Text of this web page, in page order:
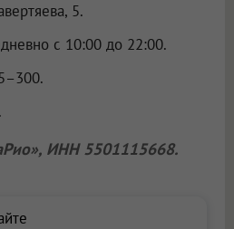
5.
с 10:00 до 22:00.
.
, ИНН 5501115668.